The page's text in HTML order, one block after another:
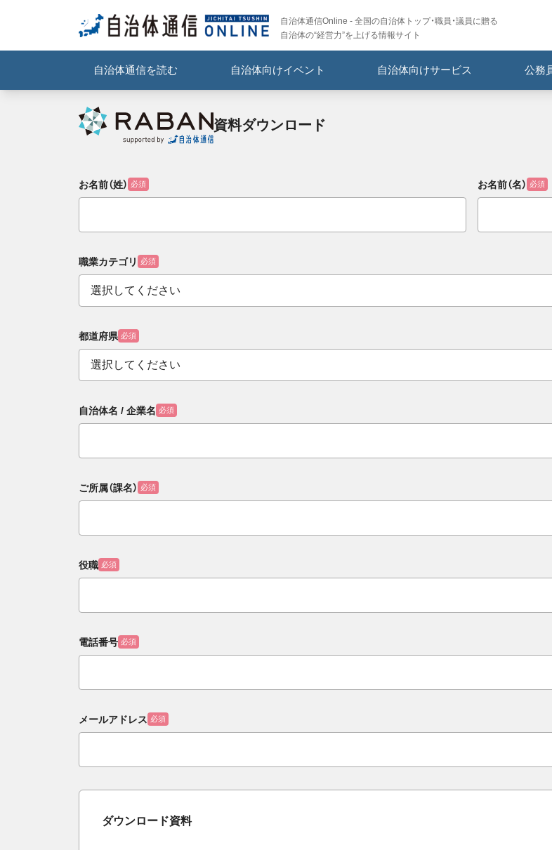
自治体通信Online - 全国の自治体トップ・職員・議員に贈る
自治体の“経営力”を上げる情報サイト
自治体通信を読む 自治体向けイベント 自治体向けサービス 公務
資料ダウンロード
お名前（姓） 必須 お名前（名） 必須
職業カテゴリ 必須
都道府県 必須
自治体名 / 企業名 必須
ご所属（課名） 必須
役職 必須
電話番号 必須
メールアドレス 必須
ダウンロード資料